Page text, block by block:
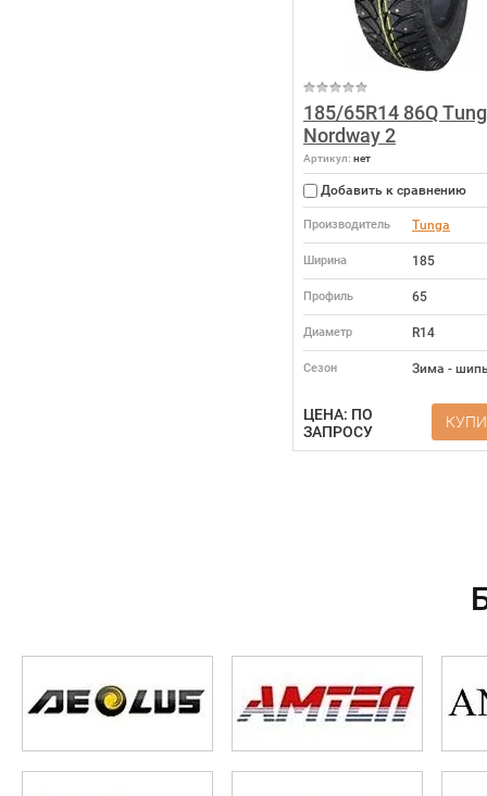
185/65R14 86Q
Nordway 2
Артикул: нет
Добавить к сравнению
Производитель Tunga
Ширина 185
Профиль 65
Диаметр R14
Сезон Зима -
ЦЕНА: ПО
ЗАПРОСУ